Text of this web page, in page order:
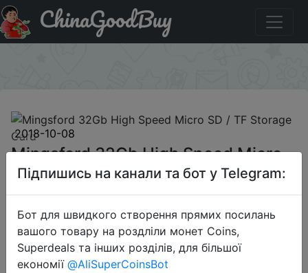
Купити по знижці GB1.99DEAL Mingsford 32Gb High
Speed Micro SD / TF Storage Card
ChinaGoodBuy
2018-10-08
Mingsford 32Gb High Speed Micro
SD / TF Storage Card
$1.99
Підпишись на канали та бот у Telegram:
Бот для швидкого створення прямих посилань
вашого товару на роздліли монет Coins,
Superdeals та інших розділів, для більшої
економії @AliSuperCoinsBot